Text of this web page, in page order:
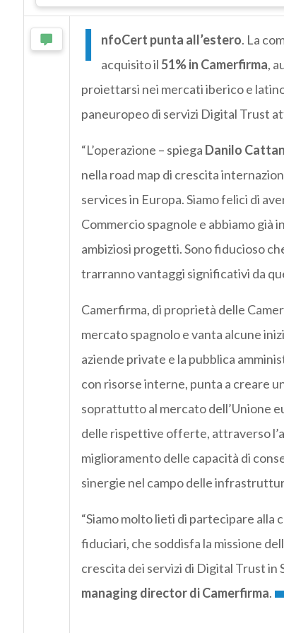
I nfoCert punta all’estero. La
acquisito il51% in Camerfirma,
proiettarsi nei mercati iberico e
paneuropeo di servizi Digital Trust
“L’operazione – spiega Danilo
nella road map di crescita
services in Europa. Siamo felici di
Commercio spagnole e abbiamo già
ambiziosi progetti. Sono fiducioso
trarranno vantaggi significativi da
Camerfirma, di proprietà delle
mercato spagnolo e vanta alcune
aziende private e la pubblica
con risorse interne, punta a creare
soprattutto al mercato dell’Unione
delle rispettive offerte, attraverso
miglioramento delle capacità di
sinergie nel campo delle
“Siamo molto lieti di partecipare
fiduciari, che soddisfa la missione
crescita dei servizi di Digital Trust in
managing director di Camerfirma.